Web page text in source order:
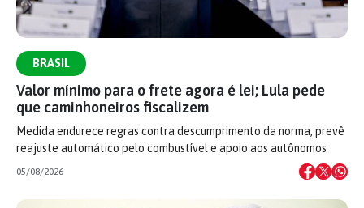
BRASIL
Valor mínimo para o frete agora é lei; Lula pede
que caminhoneiros fiscalizem
Medida endurece regras contra descumprimento da norma, prevê
reajuste automático pelo combustível e apoio aos autônomos
05/08/2026